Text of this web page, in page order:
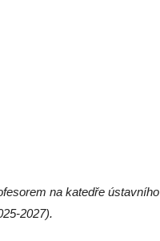
na katedře ústavního
2027).